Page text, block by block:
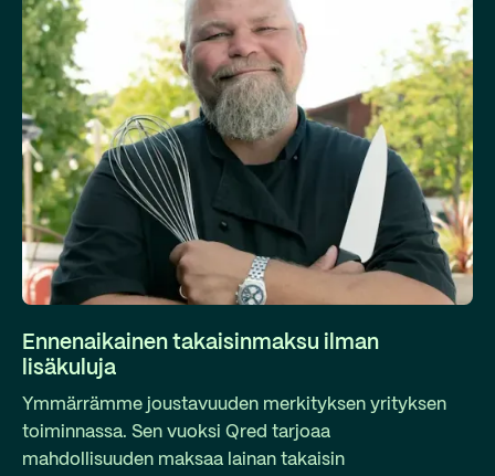
Ennenaikainen takaisinmaksu ilman
lisäkuluja
Ymmärrämme joustavuuden merkityksen yrityksen
toiminnassa. Sen vuoksi Qred tarjoaa
mahdollisuuden maksaa lainan takaisin